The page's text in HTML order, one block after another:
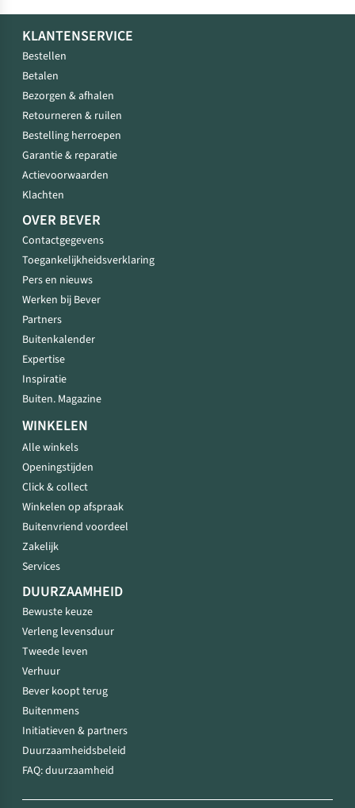
KLANTENSERVICE
Bestellen
Betalen
Bezorgen & afhalen
Retourneren & ruilen
Bestelling herroepen
Garantie & reparatie
Actievoorwaarden
Klachten
OVER BEVER
Contactgegevens
Toegankelijkheidsverklaring
Pers en nieuws
Werken bij Bever
Partners
Buitenkalender
Expertise
Inspiratie
Buiten. Magazine
WINKELEN
Alle winkels
Openingstijden
Click & collect
Winkelen op afspraak
Buitenvriend voordeel
Zakelijk
Services
DUURZAAMHEID
Bewuste keuze
Verleng levensduur
Tweede leven
Verhuur
Bever koopt terug
Buitenmens
Initiatieven & partners
Duurzaamheidsbeleid
FAQ: duurzaamheid